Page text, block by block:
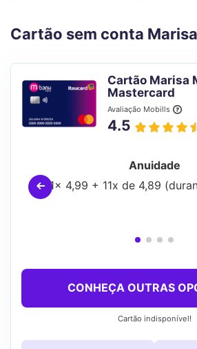
Cartão sem conta Marisa
Cartão Marisa
Mastercard
Avaliação Mobills
4.5
Anuidade
1x 4,99 + 11x de 4,89
CONHEÇA OUTRAS
Cartão indisponível!